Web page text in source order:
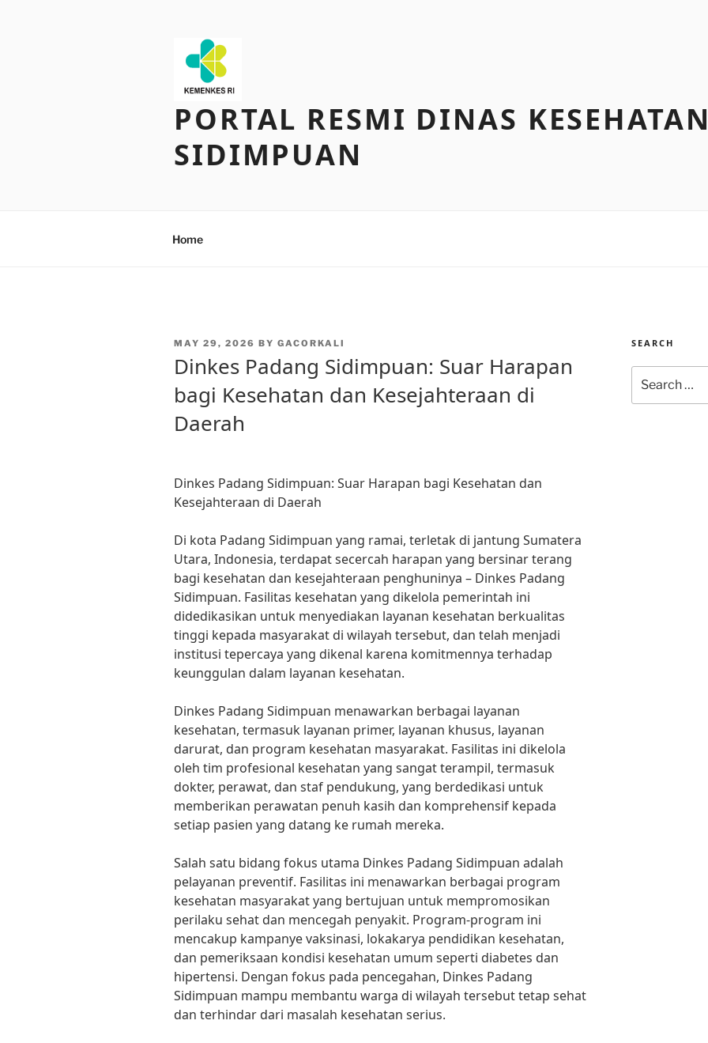
PORTAL RESMI DINAS
SIDIMPUAN
Home
POSTED
MAY 29, 2026 BY GACORKALI
Dinkes Padang Sidimpuan: Suar Harapan
bagi Kesehatan dan Kesejahteraan di
Daerah
Dinkes Padang Sidimpuan: Suar Harapan bagi Kesehatan dan
Kesejahteraan di Daerah
Di kota Padang Sidimpuan yang ramai, terletak di jantung Sumatera
Utara, Indonesia, terdapat secercah harapan yang bersinar terang
bagi kesehatan dan kesejahteraan penghuninya – Dinkes Padang
Sidimpuan. Fasilitas kesehatan yang dikelola pemerintah ini
didedikasikan untuk menyediakan layanan kesehatan berkualitas
tinggi kepada masyarakat di wilayah tersebut, dan telah menjadi
institusi tepercaya yang dikenal karena komitmennya terhadap
keunggulan dalam layanan kesehatan.
Dinkes Padang Sidimpuan menawarkan berbagai layanan
kesehatan, termasuk layanan primer, layanan khusus, layanan
darurat, dan program kesehatan masyarakat. Fasilitas ini dikelola
oleh tim profesional kesehatan yang sangat terampil, termasuk
dokter, perawat, dan staf pendukung, yang berdedikasi untuk
memberikan perawatan penuh kasih dan komprehensif kepada
setiap pasien yang datang ke rumah mereka.
Salah satu bidang fokus utama Dinkes Padang Sidimpuan adalah
pelayanan preventif. Fasilitas ini menawarkan berbagai program
kesehatan masyarakat yang bertujuan untuk mempromosikan
perilaku sehat dan mencegah penyakit. Program-program ini
mencakup kampanye vaksinasi, lokakarya pendidikan kesehatan,
dan pemeriksaan kondisi kesehatan umum seperti diabetes dan
hipertensi. Dengan fokus pada pencegahan, Dinkes Padang
Sidimpuan mampu membantu warga di wilayah tersebut tetap sehat
dan terhindar dari masalah kesehatan serius.
SEARCH
for: